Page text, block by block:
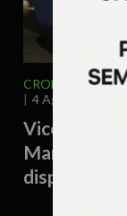
CRONACA
4 Agosto 2026 -
Vicenza,
Marzo:
disposto il